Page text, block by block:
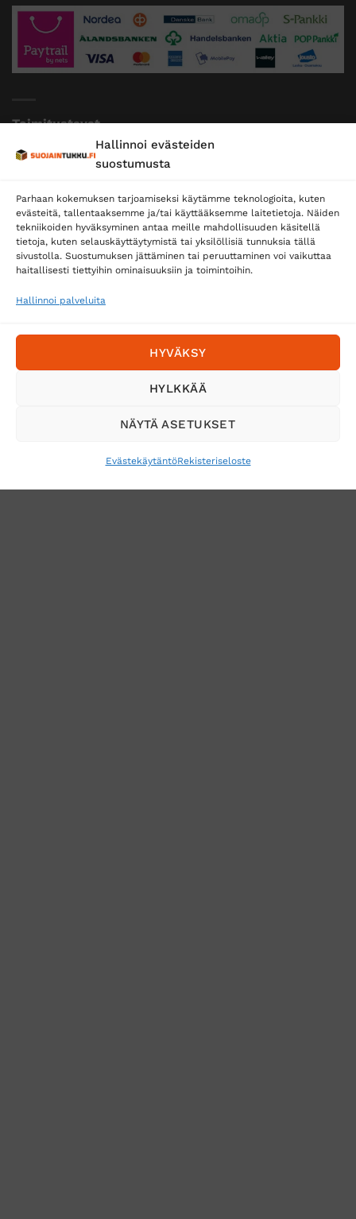
Hallinnoi evästeiden
suostumusta
Parhaan kokemuksen tarjoamiseksi käytämme teknologioita, kuten
evästeitä, tallentaaksemme ja/tai käyttääksemme laitetietoja. Näiden
tekniikoiden hyväksyminen antaa meille mahdollisuuden käsitellä
tietoja, kuten selauskäyttäytymistä tai yksilöllisiä tunnuksia tällä
sivustolla. Suostumuksen jättäminen tai peruuttaminen voi vaikuttaa
haitallisesti tiettyihin ominaisuuksiin ja toimintoihin.
Hallinnoi palveluita
HYVÄKSY
HYLKKÄÄ
NÄYTÄ ASETUKSET
EvästekäytäntöRekisteriseloste
Toimitustavat
Posti
Postnord
Tilaa uutiskirje ja saat erikoisalennuksia